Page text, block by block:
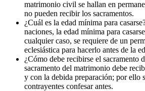
matrimonio civil se hallan en
no pueden recibir los sacramentos.
¿Cuál es la edad mínima para
naciones, la edad mínima para
cualquier caso, se requiere de un
eclesiástica para hacerlo antes de la
¿Cómo debe recibirse el sacramento
sacramento del matrimonio debe
y con la debida preparación; por ello
contrayentes confesar antes.